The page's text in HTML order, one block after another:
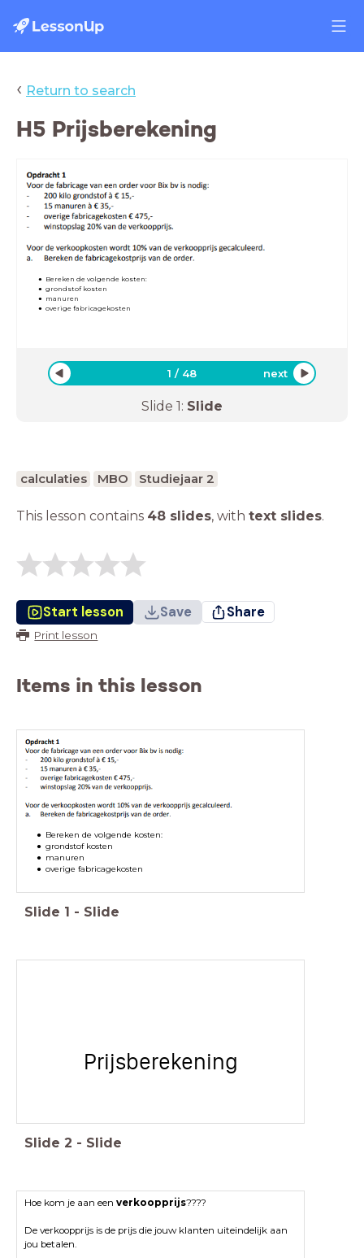
‹ Return to search
H5 Prijsberekening
Bereken de volgende kosten:
grondstof kosten
manuren
overige fabricagekosten
1 / 48 next
Slide 1: Slide
calculaties MBO Studiejaar 2
This lesson contains 48 slides, with text slides.
Start lesson Save Share
Print lesson
Items in this lesson
Bereken de volgende kosten:
grondstof kosten
manuren
overige fabricagekosten
Slide 1 - Slide
Prijsberekening
Slide 2 - Slide
Hoe kom je aan eenverkoopprijs????
De verkoopprijs is de prijs die jouw klanten uiteindelijk aan
jou betalen.